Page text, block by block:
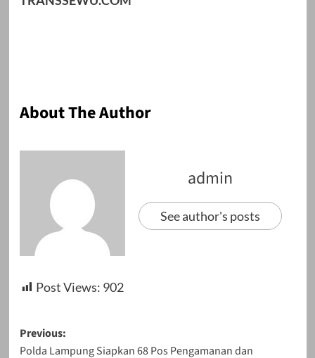
About The Author
admin
See author's posts
Post Views: 902
Post
Previous:
Polda Lampung Siapkan 68 Pos Pengamanan dan